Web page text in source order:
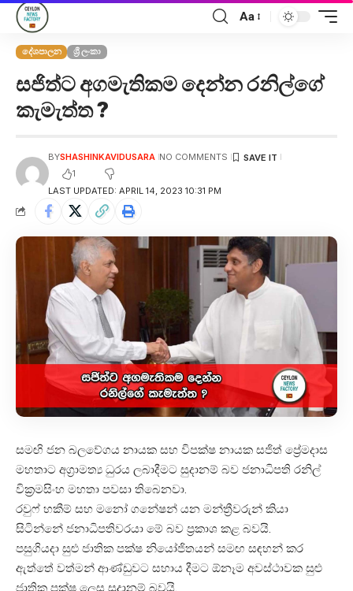
Aa
දේශපාලන ශ්‍රී ලංකා
සජිත්ට අගමැතිකම දෙන්න රනිල්ගේ
කැමැත්ත ?
LAST UPDATED: APRIL 14, 2023 10:31 PM
BYSHASHINKAVIDUSARA NO COMMENTS
1
සමඟි ජන බලවේගය නායක සහ විපක්ෂ නායක සජිත් ප්‍රේමදාස
මහතාට අග්‍රාමත්‍ය ධුරය ලබාදීමට සුදානම් බව ජනාධිපති රනිල්
වික්‍රමසිංහ මහතා පවසා තිබෙනවා.
රවුෆ් හකීම් සහ මනෝ ගනේෂන් යන මන්ත්‍රීවරුන් කියා
සිටින්නේ ජනාධිපතිවරයා මේ බව ප්‍රකාශ කළ බවයි.
පසුගියදා සුළු ජාතික පක්ෂ නියෝජිතයන් සමඟ සඳහන් කර
ඇත්තේ වත්මන් ආණ්ඩුවට සහාය දීමට ඕනෑම අවස්ථාවක සුළු
ජාතික පක්ෂ ලෙස සුදානම් බවයි.